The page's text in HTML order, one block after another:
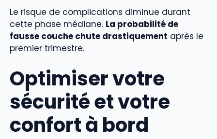
Le risque de complications diminue durant
cette phase médiane. La probabilité de
fausse couche chute drastiquement après le
premier trimestre.
Optimiser votre
sécurité et votre
confort à bord